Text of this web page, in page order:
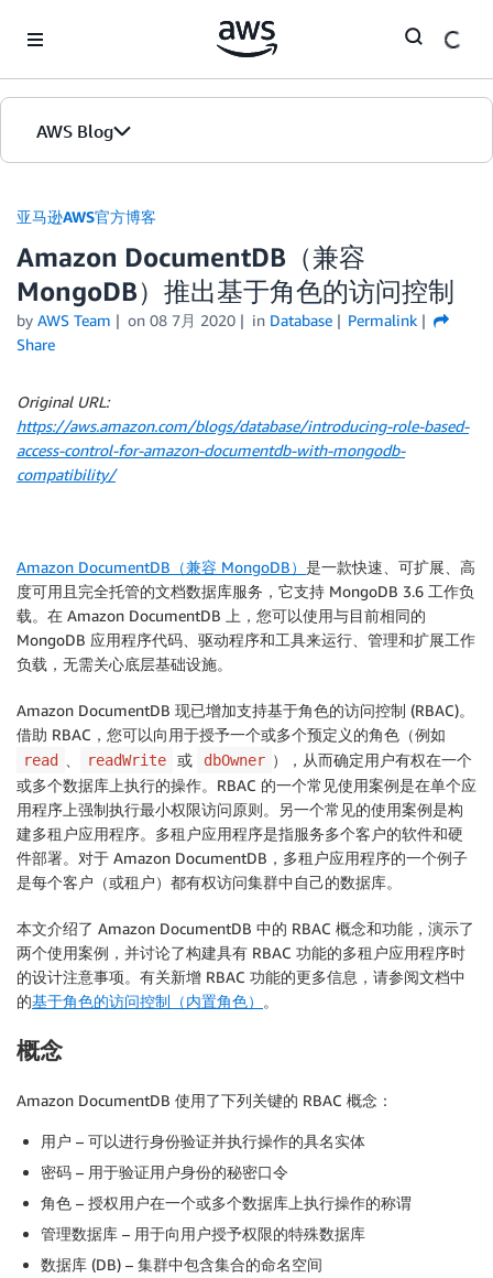
AWS Blog
首页
版本
亚马逊AWS官方博客
Amazon DocumentDB（兼容
MongoDB）推出基于角色的访问控制
by AWS Team on 08 7月 2020 in Database
Permalink
Share
Original URL:
https://aws.amazon.com/blogs/database/introducing-role-based-
access-control-for-amazon-documentdb-with-mongodb-
compatibility/
Amazon DocumentDB（兼容 MongoDB） 是一款快速、可扩展、高
度可用且完全托管的文档数据库服务，它支持 MongoDB 3.6 工作负
载。在 Amazon DocumentDB 上，您可以使用与目前相同的
MongoDB 应用程序代码、驱动程序和工具来运行、管理和扩展工作
负载，无需关心底层基础设施。
Amazon DocumentDB 现已增加支持基于角色的访问控制 (RBAC)。
借助 RBAC，您可以向用于授予一个或多个预定义的角色（例如
read readWrite 或 dbOwner ），从而确定用户有权在一个
或多个数据库上执行的操作。RBAC 的一个常见使用案例是在单个应
用程序上强制执行最小权限访问原则。另一个常见的使用案例是构
建多租户应用程序。多租户应用程序是指服务多个客户的软件和硬
件部署。对于 Amazon DocumentDB，多租户应用程序的一个例子
是每个客户（或租户）都有权访问集群中自己的数据库。
本文介绍了 Amazon DocumentDB 中的 RBAC 概念和功能，演示了
两个使用案例，并讨论了构建具有 RBAC 功能的多租户应用程序时
的设计注意事项。有关新增 RBAC 功能的更多信息，请参阅文档中
的基于角色的访问控制（内置角色） 。
概念
Amazon DocumentDB 使用了下列关键的 RBAC 概念：
用户 – 可以进行身份验证并执行操作的具名实体
密码 – 用于验证用户身份的秘密口令
角色 – 授权用户在一个或多个数据库上执行操作的称谓
管理数据库 – 用于向用户授予权限的特殊数据库
数据库 (DB) – 集群中包含集合的命名空间